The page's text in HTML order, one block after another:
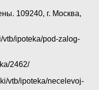
109240, г. Москва,
vtb/ipoteka/pod-zalog-
2462/
vtb/ipoteka/necelevoj-